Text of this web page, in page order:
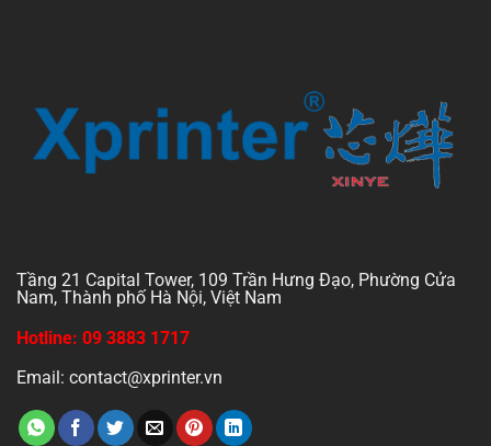
Tầng 21 Capital Tower, 109 Trần Hưng Đạo, Phường Cửa
Nam, Thành phố Hà Nội, Việt Nam
Hotline: 09 3883 1717
Email: contact@xprinter.vn